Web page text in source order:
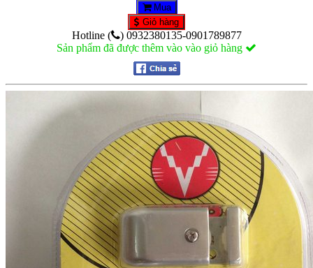
Mua
Giỏ hàng
Hotline (
) 0932380135-0901789877
Sản phẩm đã được thêm vào vào giỏ hàng